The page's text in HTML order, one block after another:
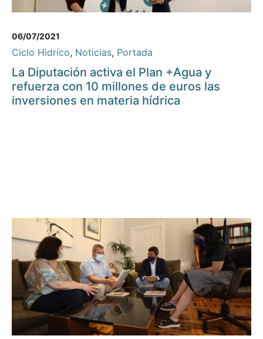
06/07/2021
Ciclo Hidríco, Noticias, Portada
La Diputación activa el Plan +Agua y
refuerza con 10 millones de euros las
inversiones en materia hídrica